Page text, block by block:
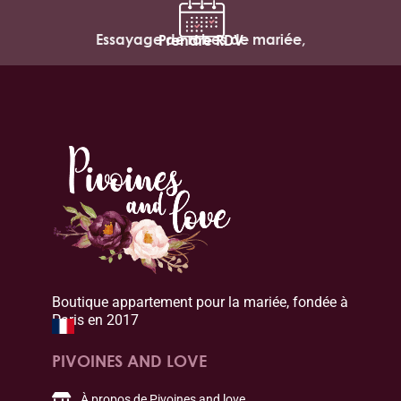
Essayage de robes de mariée,
Prendre RDV
Boutique appartement pour la mariée, fondée à
Paris en 2017
PIVOINES AND LOVE